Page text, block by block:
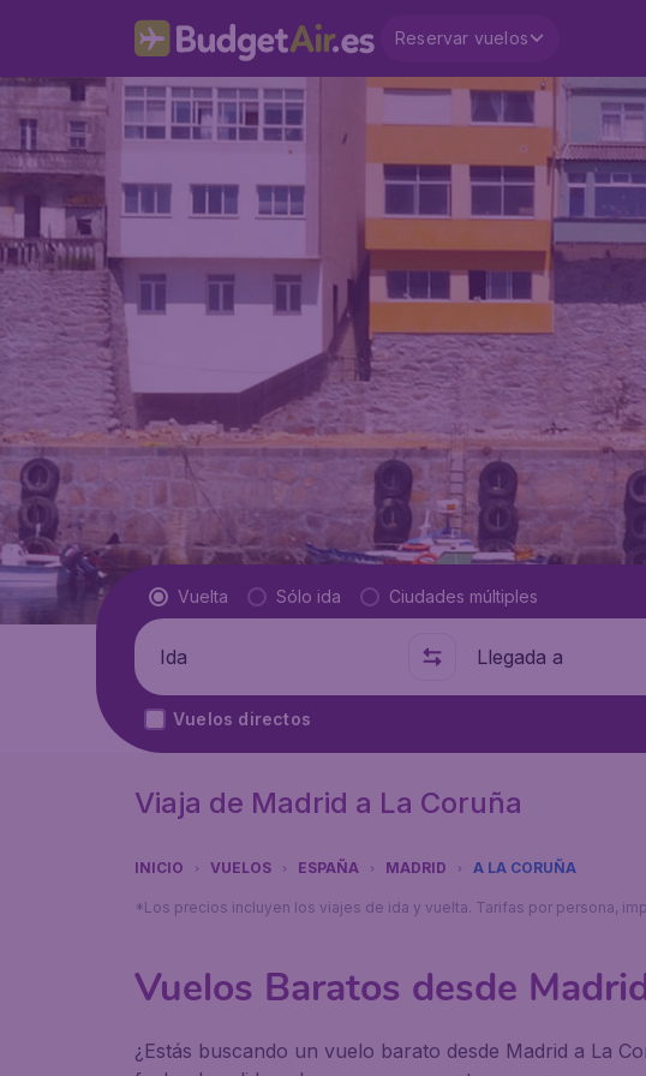
Reservar vuelos
Tipo de vuelo
Vuelta Sólo ida Ciudades múltiples
Salida de A dónde
Vuelos directos
Viaja de Madrid a La Coruña
INICIO VUELOS ESPAÑA MADRID A LA CORUÑA
*Los precios incluyen los viajes de ida y vuelta. Tarifas por persona,
Vuelos Baratos desde
¿Estás buscando un vuelo barato desde Madrid a La